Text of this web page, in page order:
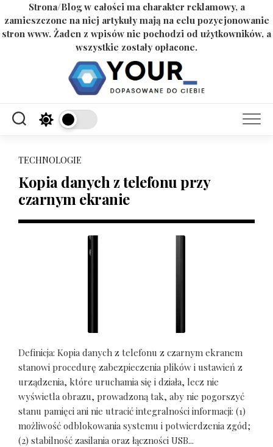
Strona/Blog w całości ma charakter reklamowy, a
zamieszczone na niej artykuły mają na celu pozycjonowanie
stron www. Żaden z wpisów nie pochodzi od użytkowników, a
wszystkie zostały opłacone.
TECHNOLOGIE
Kopia danych z telefonu przy
czarnym ekranie
Definicja: Kopia danych z telefonu z czarnym ekranem
stanowi procedurę zabezpieczenia plików i ustawień z
urządzenia, które uruchamia się i działa, lecz nie
wyświetla obrazu, prowadzoną tak, aby nie pogorszyć
stanu pamięci ani nie utracić integralności informacji: (1)
możliwość odblokowania systemu i potwierdzenia zgód;
(2) stabilność zasilania oraz łączności USB...